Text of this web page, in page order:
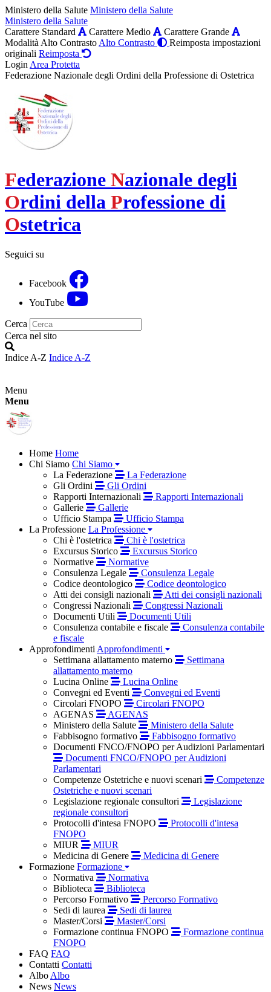
Ministero della Salute Ministero della Salute
Ministero della Salute
Carattere Standard
Carattere Medio
Carattere Grande
Modalità Alto Contrasto Alto Contrasto
Reimposta impostazioni
originali Reimposta
Login Area Protetta
Federazione Nazionale degli Ordini della Professione di Ostetrica
Federazione Nazionale degli
Ordini della Professione di
Ostetrica
Seguici su
Facebook
YouTube
Cerca
Cerca nel sito
Indice A-Z Indice A-Z
Menu
Menu
Home Home
Chi Siamo Chi Siamo
La Federazione
La Federazione
Gli Ordini
Gli Ordini
Rapporti Internazionali
Rapporti Internazionali
Gallerie
Gallerie
Ufficio Stampa
Ufficio Stampa
La Professione La Professione
Chi è l'ostetrica
Chi è l'ostetrica
Excursus Storico
Excursus Storico
Normative
Normative
Consulenza Legale
Consulenza Legale
Codice deontologico
Codice deontologico
Atti dei consigli nazionali
Atti dei consigli nazionali
Congressi Nazionali
Congressi Nazionali
Documenti Utili
Documenti Utili
Consulenza contabile e fiscale
Consulenza contabile
e fiscale
Approfondimenti Approfondimenti
Settimana allattamento materno
Settimana
allattamento materno
Lucina Online
Lucina Online
Convegni ed Eventi
Convegni ed Eventi
Circolari FNOPO
Circolari FNOPO
AGENAS
AGENAS
Ministero della Salute
Ministero della Salute
Fabbisogno formativo
Fabbisogno formativo
Documenti FNCO/FNOPO per Audizioni Parlamentari
Documenti FNCO/FNOPO per Audizioni
Parlamentari
Competenze Ostetriche e nuovi scenari
Competenze
Ostetriche e nuovi scenari
Legislazione regionale consultori
Legislazione
regionale consultori
Protocolli d'intesa FNOPO
Protocolli d'intesa
FNOPO
MIUR
MIUR
Medicina di Genere
Medicina di Genere
Formazione Formazione
Normativa
Normativa
Biblioteca
Biblioteca
Percorso Formativo
Percorso Formativo
Sedi di laurea
Sedi di laurea
Master/Corsi
Master/Corsi
Formazione continua FNOPO
Formazione continua
FNOPO
FAQ FAQ
Contatti Contatti
Albo Albo
News News